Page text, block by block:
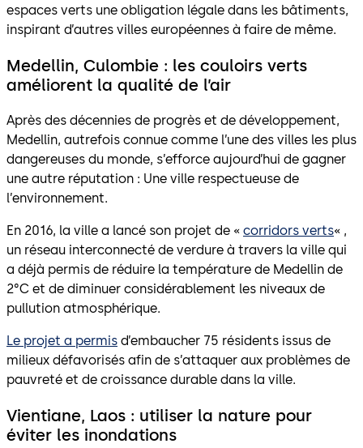
espaces verts une obligation légale dans les bâtiments,
inspirant d’autres villes européennes à faire de même.
Medellin, Culombie : les couloirs verts
améliorent la qualité de l’air
Après des décennies de progrès et de développement,
Medellin, autrefois connue comme l’une des villes les plus
dangereuses du monde, s’efforce aujourd’hui de gagner
une autre réputation : Une ville respectueuse de
l’environnement.
En 2016, la ville a lancé son projet de « corridors verts« ,
un réseau interconnecté de verdure à travers la ville qui
a déjà permis de réduire la température de Medellin de
2°C et de diminuer considérablement les niveaux de
pullution atmosphérique.
Le projet a permis d’embaucher 75 résidents issus de
milieux défavorisés afin de s’attaquer aux problèmes de
pauvreté et de croissance durable dans la ville.
Vientiane, Laos : utiliser la nature pour
éviter les inondations